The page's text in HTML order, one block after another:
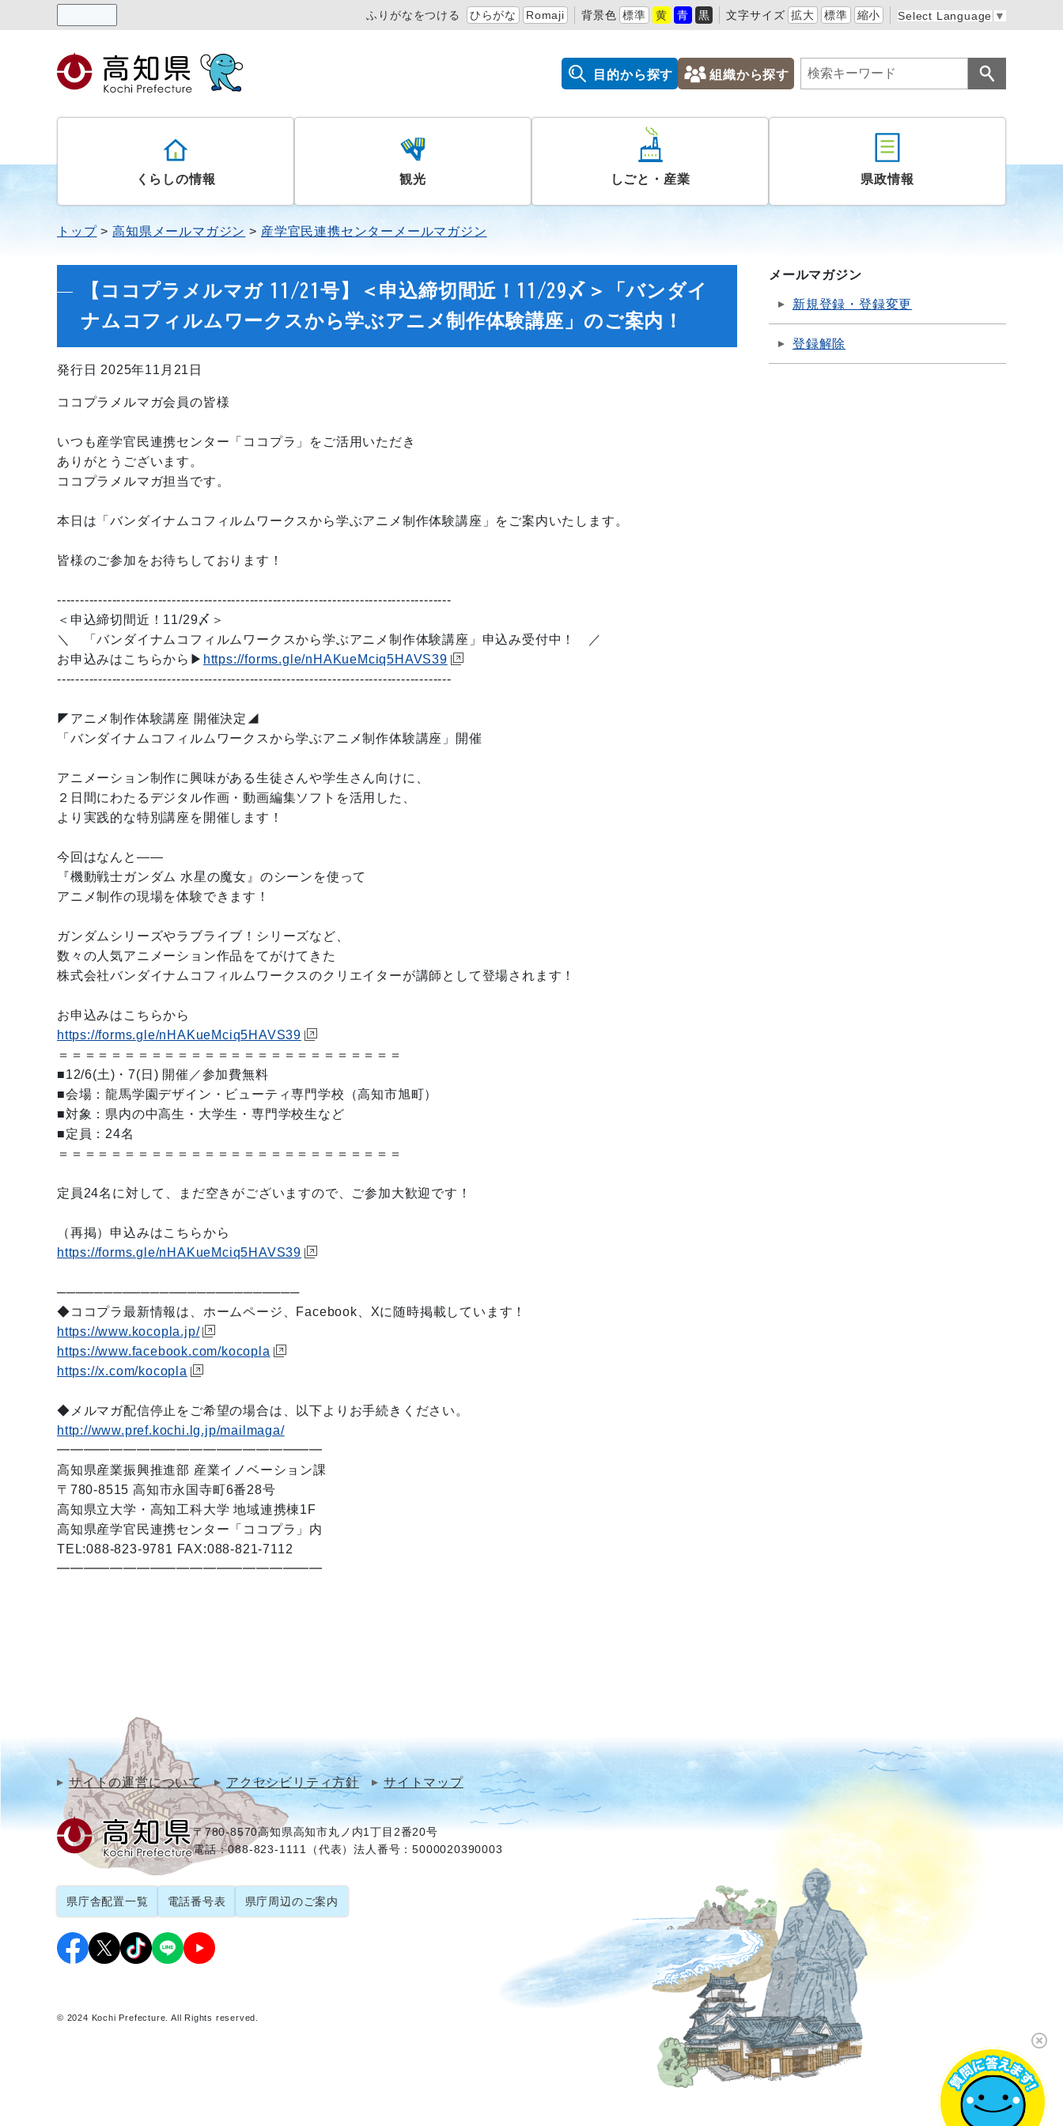
ふりがなをつける ひらがな Romaji 背景色 標準 黄 青 黒 文字サイズ 拡大 標準 縮小 Select Language ▼
目的から探す 組織から探す
くらしの情報 観光 しごと・産業 県政情報
トップ 高知県メールマガジン 産学官民連携センターメールマガジン
【ココプラメルマガ 11/21号】＜申込締切間近！11/29〆＞「バンダイ
ナムコフィルムワークスから学ぶアニメ制作体験講座」のご案内！
発行日 2025年11月21日
ココプラメルマガ会員の皆様
いつも産学官民連携センター「ココプラ」をご活用いただき
ありがとうございます。
ココプラメルマガ担当です。
本日は「バンダイナムコフィルムワークスから学ぶアニメ制作体験講座」をご案内いたします。
皆様のご参加をお待ちしております！
--------------------------------------------------------------------------------------
＜申込締切間近！11/29〆＞
＼ 「バンダイナムコフィルムワークスから学ぶアニメ制作体験講座」申込み受付中！ ／
お申込みはこちらから▶ https://forms.gle/nHAKueMciq5HAVS39
--------------------------------------------------------------------------------------
◤アニメ制作体験講座 開催決定◢
「バンダイナムコフィルムワークスから学ぶアニメ制作体験講座」開催
アニメーション制作に興味がある生徒さんや学生さん向けに、
２日間にわたるデジタル作画・動画編集ソフトを活用した、
より実践的な特別講座を開催します！
今回はなんと――
『機動戦士ガンダム 水星の魔女』のシーンを使って
アニメ制作の現場を体験できます！
ガンダムシリーズやラブライブ！シリーズなど、
数々の人気アニメーション作品をてがけてきた
株式会社バンダイナムコフィルムワークスのクリエイターが講師として登場されます！
お申込みはこちらから
https://forms.gle/nHAKueMciq5HAVS39
＝＝＝＝＝＝＝＝＝＝＝＝＝＝＝＝＝＝＝＝＝＝＝＝＝＝
■12/6(土)・7(日) 開催／参加費無料
■会場：龍馬学園デザイン・ビューティ専門学校（高知市旭町）
■対象：県内の中高生・大学生・専門学校生など
■定員：24名
＝＝＝＝＝＝＝＝＝＝＝＝＝＝＝＝＝＝＝＝＝＝＝＝＝＝
定員24名に対して、まだ空きがございますので、ご参加大歓迎です！
（再掲）申込みはこちらから
https://forms.gle/nHAKueMciq5HAVS39
──────────────────────────
◆ココプラ最新情報は、ホームページ、Facebook、Xに随時掲載しています！
https://www.kocopla.jp/
https://www.facebook.com/kocopla
https://x.com/kocopla
◆メルマガ配信停止をご希望の場合は、以下よりお手続きください。
http://www.pref.kochi.lg.jp/mailmaga/
━━━━━━━━━━━━━━━━━━━━
高知県産業振興推進部 産業イノベーション課
〒780-8515 高知市永国寺町6番28号
高知県立大学・高知工科大学 地域連携棟1F
高知県産学官民連携センター「ココプラ」内
TEL:088-823-9781 FAX:088-821-7112
━━━━━━━━━━━━━━━━━━━━
メールマガジン
新規登録・登録変更
登録解除
サイトの運営について アクセシビリティ方針 サイトマップ
〒780-8570高知県高知市丸ノ内1丁目2番20号
電話：088-823-1111（代表）法人番号：5000020390003
県庁舎配置一覧 電話番号表 県庁周辺のご案内
© 2024 Kochi Prefecture. All Rights reserved.